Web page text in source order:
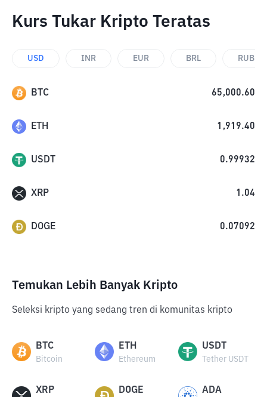
Kurs Tukar Kripto Teratas
USD INR EUR BRL RUB
BTC 65,000.60
ETH 1,919.40
USDT 0.99932
XRP 1.04
DOGE 0.07092
Temukan Lebih Banyak Kripto
Seleksi kripto yang sedang tren di komunitas kripto
BTC
Bitcoin
ETH
Ethereum
USDT
Tether USDT
XRP DOGE ADA